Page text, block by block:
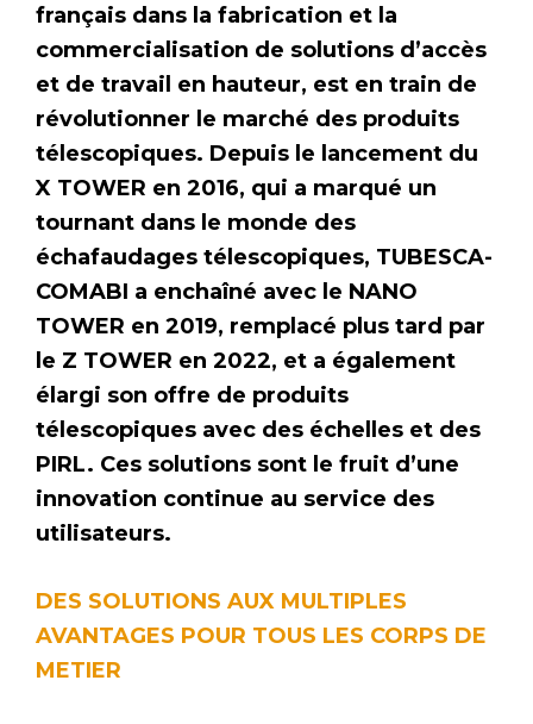
français dans la fabrication et la
commercialisation de solutions d’accès
et de travail en hauteur, est en train de
révolutionner le marché des produits
télescopiques. Depuis le lancement du
X TOWER en 2016, qui a marqué un
tournant dans le monde des
échafaudages télescopiques, TUBESCA-
COMABI a enchaîné avec le NANO
TOWER en 2019, remplacé plus tard par
le Z TOWER en 2022, et a également
élargi son offre de produits
télescopiques avec des échelles et des
PIRL. Ces solutions sont le fruit d’une
innovation continue au service des
utilisateurs.
DES SOLUTIONS AUX MULTIPLES
AVANTAGES POUR TOUS LES CORPS DE
METIER